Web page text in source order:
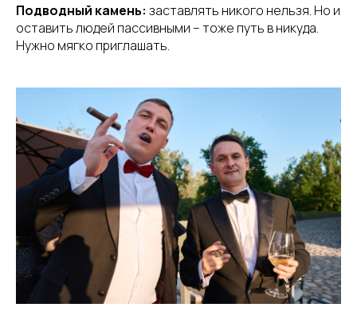
Подводный камень: заставлять никого нельзя. Но и
оставить людей пассивными – тоже путь в никуда.
Нужно мягко приглашать.